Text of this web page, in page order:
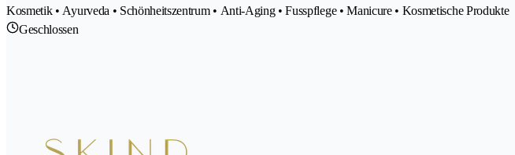
Kosmetik • Ayurveda • Schönheitszentrum • Anti-Aging • Fusspflege • Manicure • Kosmetische Produkte
Geschlossen